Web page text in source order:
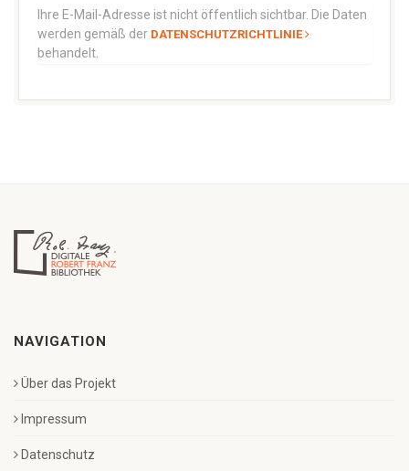
Ihre E-Mail-Adresse ist nicht öffentlich sichtbar. Die Daten
werden gemäß der DATENSCHUTZRICHTLINIE
behandelt.
NAVIGATION
Über das Projekt
Impressum
Datenschutz